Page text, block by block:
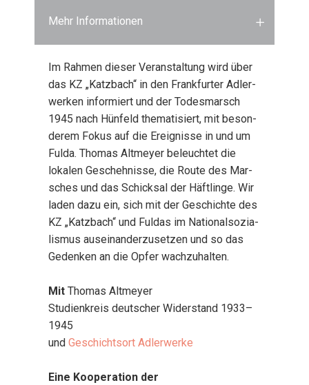
Mehr Informationen
Im Rah­men die­ser Ver­an­stal­tung wird über
das KZ „Katz­bach“ in den Frank­fur­ter Adler­
wer­ken infor­miert und der Todes­marsch
1945 nach Hün­feld the­ma­ti­siert, mit beson­
de­rem Fokus auf die Ereig­nis­se in und um
Ful­da. Tho­mas Alt­mey­er beleuch­tet die
loka­len Gescheh­nis­se, die Rou­te des Mar­
sches und das Schick­sal der Häft­lin­ge. Wir
laden dazu ein, sich mit der Geschich­te des
KZ „Katz­bach“ und Ful­das im Natio­nal­so­zia­
lis­mus aus­ein­an­der­zu­set­zen und so das
Geden­ken an die Opfer wach­zu­hal­ten.
Mit Tho­mas Alt­mey­er
Stu­di­en­kreis deut­scher Wider­stand 1933–
1945
und Geschichts­ort Adler­wer­ke
Eine Koope­ra­ti­on der